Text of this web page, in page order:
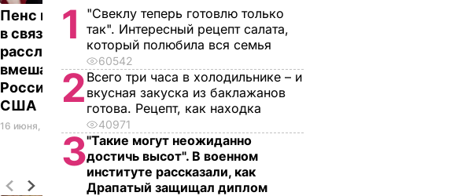
Пенс нанял адвоката
в связи с
расследованием о
вмешательстве
России в выборы в
США
16 июня, 08.17
1
"Свеклу теперь готовлю только
так". Интересный рецепт салата,
который полюбила вся семья
60542
2 Всего три часа в холодильнике – и
вкусная закуска из баклажанов
готова. Рецепт, как находка
40971
3"Такие могут неожиданно
достичь высот". В военном
институте рассказали, как
Драпатый защищал диплом